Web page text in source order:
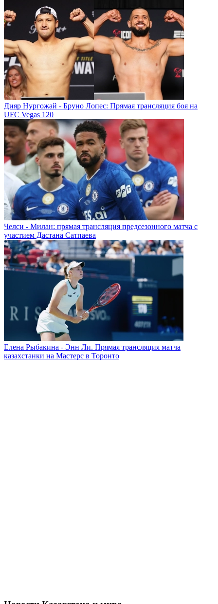
Дияр Нургожай - Бруно Лопес: Прямая трансляция боя на
UFC Vegas 120
Челси - Милан: прямая трансляция предсезонного матча с
участием Дастана Сатпаева
Елена Рыбакина - Энн Ли. Прямая трансляция матча
казахстанки на Мастерс в Торонто